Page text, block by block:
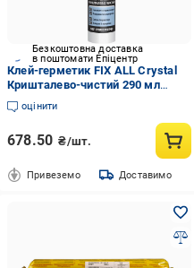
Безкоштовна доставка
в поштомати Епіцентр
Клей-герметик FIX ALL Crystal
Кришталево-чистий 290 мл
Прозорий
оцінити
678.50 ₴/шт.
Привеземо Доставимо